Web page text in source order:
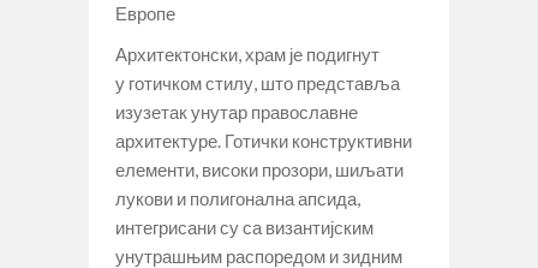
Европе
Архитектонски, храм је подигнут
у готичком стилу, што представља
изузетак унутар православне
архитектуре. Готички конструктивни
елементи, високи прозори, шиљати
лукови и полигонална апсида,
интегрисани су са византијским
унутрашњим распоредом и зидним